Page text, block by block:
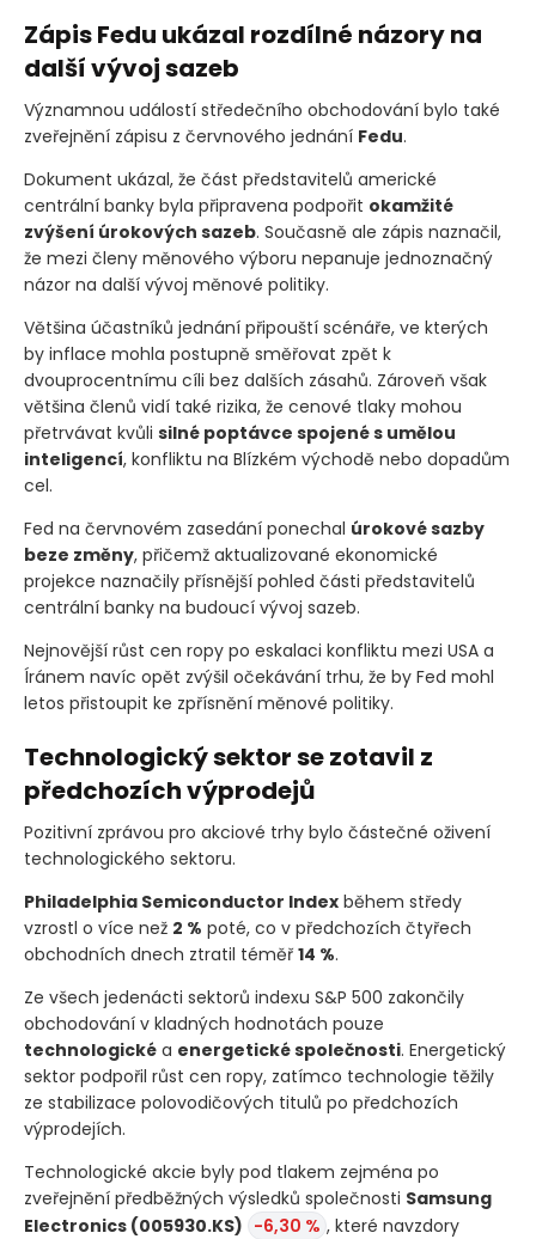
Zápis Fedu ukázal rozdílné názory na
další vývoj sazeb
Významnou událostí středečního obchodování bylo také
zveřejnění zápisu z červnového jednání Fedu.
Dokument ukázal, že část představitelů americké
centrální banky byla připravena podpořit okamžité
zvýšení úrokových sazeb. Současně ale zápis naznačil,
že mezi členy měnového výboru nepanuje jednoznačný
názor na další vývoj měnové politiky.
Většina účastníků jednání připouští scénáře, ve kterých
by inflace mohla postupně směřovat zpět k
dvouprocentnímu cíli bez dalších zásahů. Zároveň však
většina členů vidí také rizika, že cenové tlaky mohou
přetrvávat kvůli silné poptávce spojené s umělou
inteligencí, konfliktu na Blízkém východě nebo dopadům
cel.
Fed na červnovém zasedání ponechal úrokové sazby
beze změny, přičemž aktualizované ekonomické
projekce naznačily přísnější pohled části představitelů
centrální banky na budoucí vývoj sazeb.
Nejnovější růst cen ropy po eskalaci konfliktu mezi USA a
Íránem navíc opět zvýšil očekávání trhu, že by Fed mohl
letos přistoupit ke zpřísnění měnové politiky.
Technologický sektor se zotavil z
předchozích výprodejů
Pozitivní zprávou pro akciové trhy bylo částečné oživení
technologického sektoru.
Philadelphia Semiconductor Index během středy
vzrostl o více než 2 % poté, co v předchozích čtyřech
obchodních dnech ztratil téměř 14 %.
Ze všech jedenácti sektorů indexu S&P 500 zakončily
obchodování v kladných hodnotách pouze
technologické a energetické společnosti. Energetický
sektor podpořil růst cen ropy, zatímco technologie těžily
ze stabilizace polovodičových titulů po předchozích
výprodejích.
Technologické akcie byly pod tlakem zejména po
zveřejnění předběžných výsledků společnosti Samsung
Electronics (005930.KS) -6,30 % , které navzdory